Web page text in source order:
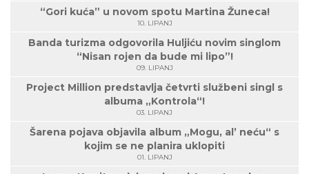
“Gori kuća” u novom spotu Martina Žuneca!
10. LIPANJ
Banda turizma odgovorila Huljiću novim singlom
“Nisan rojen da bude mi lipo”!
09. LIPANJ
Project Million predstavlja četvrti službeni singl s
albuma „Kontrola“!
03. LIPANJ
Šarena pojava objavila album „Mogu, al’ neću“ s
kojim se ne planira uklopiti
01. LIPANJ